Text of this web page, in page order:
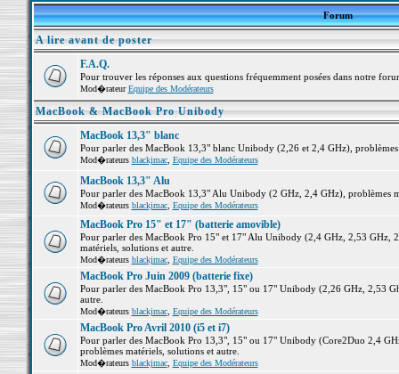
Forum
A lire avant de poster
F.A.Q.
Pour trouver les réponses aux questions fréquemment posées dans notre
Mod�rateurEquipe des Modérateurs
MacBook & MacBook Pro Unibody
MacBook 13,3" blanc
Pour parler des MacBook 13,3" blanc Unibody (2,26 et 2,4 GHz),
Mod�rateurs blackjmac, Equipe des Modérateurs
MacBook 13,3" Alu
Pour parler des MacBook 13,3" Alu Unibody (2 GHz, 2,4 GHz), problèmes
Mod�rateurs blackjmac, Equipe des Modérateurs
MacBook Pro 15" et 17" (batterie amovible)
Pour parler des MacBook Pro 15" et 17" Alu Unibody (2,4 GHz, 2,53 GHz,
matériels, solutions et autre.
Mod�rateurs blackjmac, Equipe des Modérateurs
MacBook Pro Juin 2009 (batterie fixe)
Pour parler des MacBook Pro 13,3", 15" ou 17" Unibody (2,26 GHz, 2,53
autre.
Mod�rateurs blackjmac, Equipe des Modérateurs
MacBook Pro Avril 2010 (i5 et i7)
Pour parler des MacBook Pro 13,3", 15" ou 17" Unibody (Core2Duo 2,4
problèmes matériels, solutions et autre.
Mod�rateurs blackjmac, Equipe des Modérateurs